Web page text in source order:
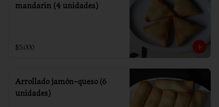
mandarin (4 unidades)
$5.000
Arrollado jamón-queso (6
unidades)